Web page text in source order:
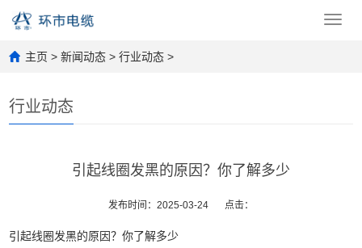
主页 >新闻动态 >行业动态 >
行业动态
引起线圈发黑的原因？你了解多少
发布时间：2025-03-24 点击：
引起线圈发黑的原因？你了解多少